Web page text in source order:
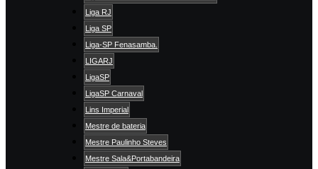
Liga RJ
Liga SP
Liga-SP Fenasamba.
LIGARJ
LigaSP
LigaSP Carnaval
Lins Imperial
Mestre de bateria
Mestre Paulinho Steves
Mestre Sala&Portabandeira